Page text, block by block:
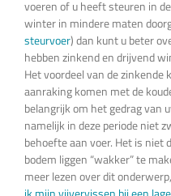
voeren of u heeft steuren in
winter in mindere maten
steurvoer) dan kunt u beter
hebben zinkend en drijvend
Het voordeel van de
aanraking komen met de
belangrijk om het gedrag van
namelijk in deze periode niet
behoefte aan voer. Het is niet
bodem liggen “wakker” te
meer lezen over dit